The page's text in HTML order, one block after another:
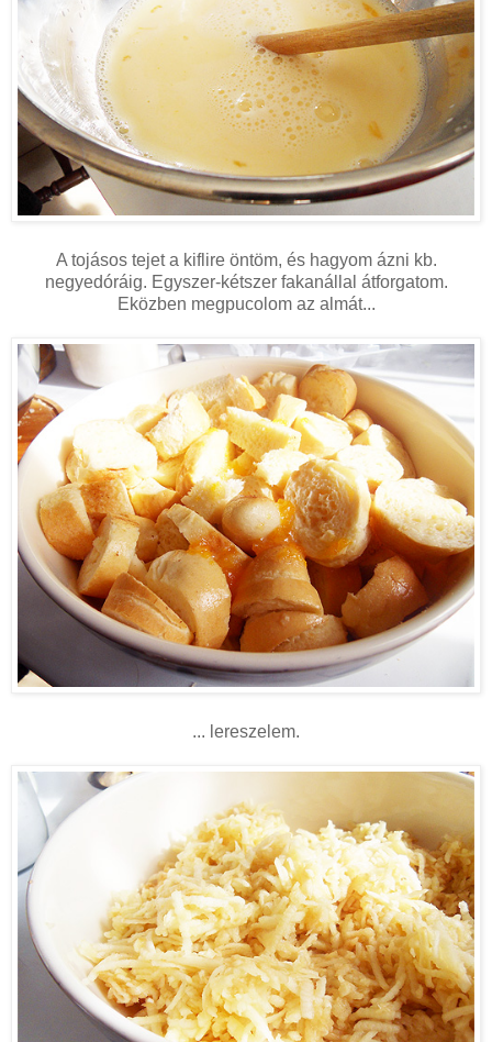
A tojásos tejet a kiflire öntöm, és hagyom ázni kb.
negyedóráig. Egyszer-kétszer fakanállal átforgatom.
Eközben megpucolom az almát...
... lereszelem.